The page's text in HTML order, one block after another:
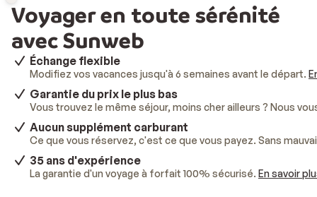
Voyager en toute sérénité
avec Sunweb
Échange flexible
Modifiez vos vacances jusqu'à 6 semaines avant le départ.
Garantie du prix le plus bas
Vous trouvez le même séjour, moins cher ailleurs ? Nous
Aucun supplément carburant
Ce que vous réservez, c'est ce que vous payez. Sans
35 ans d'expérience
La garantie d'un voyage à forfait 100% sécurisé. En savoir